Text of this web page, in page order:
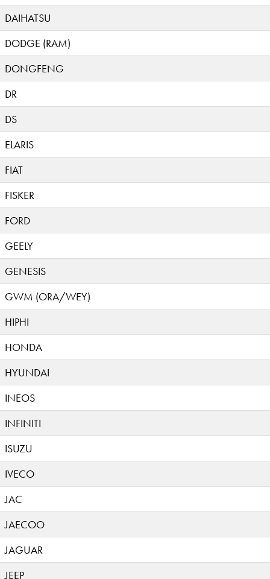
DAIHATSU
DODGE (RAM)
DONGFENG
DR
DS
ELARIS
FIAT
FISKER
FORD
GEELY
GENESIS
GWM (ORA/WEY)
HIPHI
HONDA
HYUNDAI
INEOS
INFINITI
ISUZU
IVECO
JAC
JAECOO
JAGUAR
JEEP